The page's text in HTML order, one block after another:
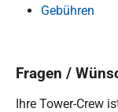
Gebühren
Fragen /
Ihre Tower-Crew